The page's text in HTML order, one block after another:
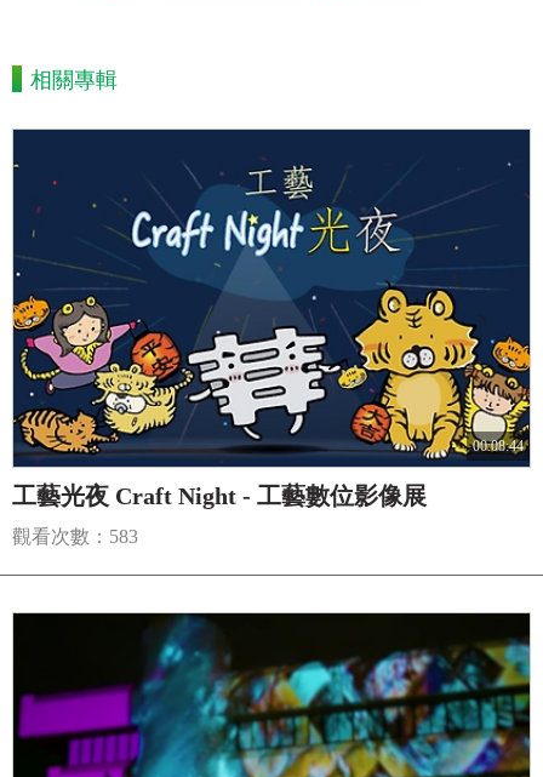
相關專輯
00:08:44
工藝光夜 Craft Night - 工藝數位影像展
觀看次數：583